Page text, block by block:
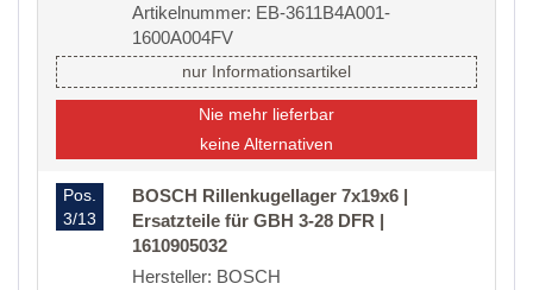
Artikelnummer: EB-3611B4A001-
1600A004FV
nur Informationsartikel
Nie mehr lieferbar
keine Alternativen
Pos.
3/13
BOSCH Rillenkugellager 7x19x6 |
Ersatzteile für GBH 3-28 DFR |
1610905032
Hersteller: BOSCH